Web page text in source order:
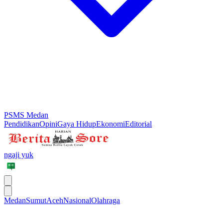
PSMS Medan
PendidikanOpiniGaya HidupEkonomiEditorial
ngaji yuk
MedanSumutAcehNasionalOlahraga